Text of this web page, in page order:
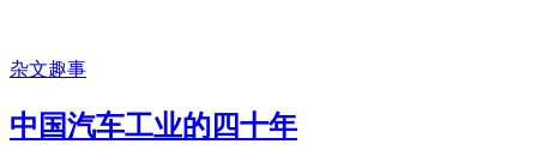
杂文趣事
中国汽车工业的四十年